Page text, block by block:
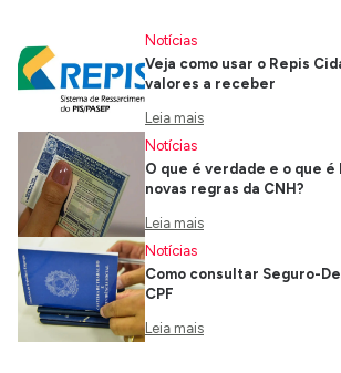
Notícias
Veja como usar o Repis
valores a receber
Leia mais
Notícias
O que é verdade e o que é
novas regras da CNH?
Leia mais
Notícias
Como consultar Seguro-
CPF
Leia mais